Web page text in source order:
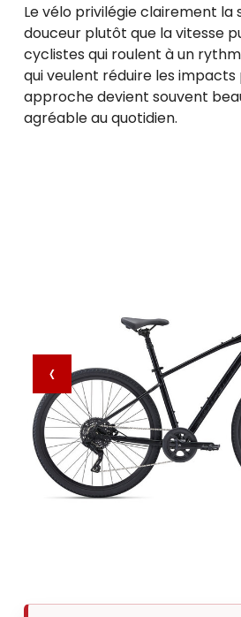
‹
Le vélo privilégie clairement la
douceur plutôt que la vitesse
cyclistes qui roulent à un
qui veulent réduire les
approche devient souvent
agréable au quotidien.